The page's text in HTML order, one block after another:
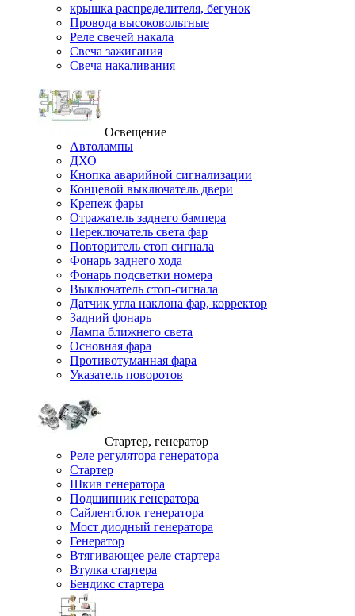
крышка распределителя, бегунок
Провода высоковольтные
Реле свечей накала
Свеча зажигания
Свеча накаливания
Освещение
Автолампы
ДХО
Кнопка аварийной сигнализации
Концевой выключатель двери
Крепеж фары
Отражатель заднего бампера
Переключатель света фар
Повторитель стоп сигнала
Фонарь заднего хода
Фонарь подсветки номера
Выключатель стоп-сигнала
Датчик угла наклона фар, корректор
Задний фонарь
Лампа ближнего света
Основная фара
Противотуманная фара
Указатель поворотов
Стартер, генератор
Реле регулятора генератора
Стартер
Шкив генератора
Подшипник генератора
Сайлентблок генератора
Мост диодный генератора
Генератор
Втягивающее реле стартера
Втулка стартера
Бендикс стартера